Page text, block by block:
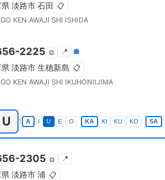
淡路市 石田 📋
KEN AWAJI SHI ISHIDA
2225 ⧉ 📍 🏣
淡路市 生穂新島 📋
KEN AWAJI SHI IKUHONIIJIMA
U 1 A U E O KA KI KU KO SA
2305 ⧉ 📍
淡路市 浦 📋